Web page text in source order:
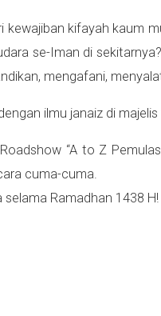
kewajiban kifayah kaum
se-Iman di
mengafani,
ilmu janaiz di
“A to Z
ustaz
ini hanya